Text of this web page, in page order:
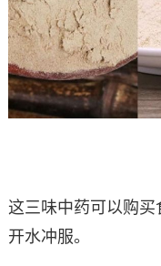
这三味中药可以购
开水冲服。